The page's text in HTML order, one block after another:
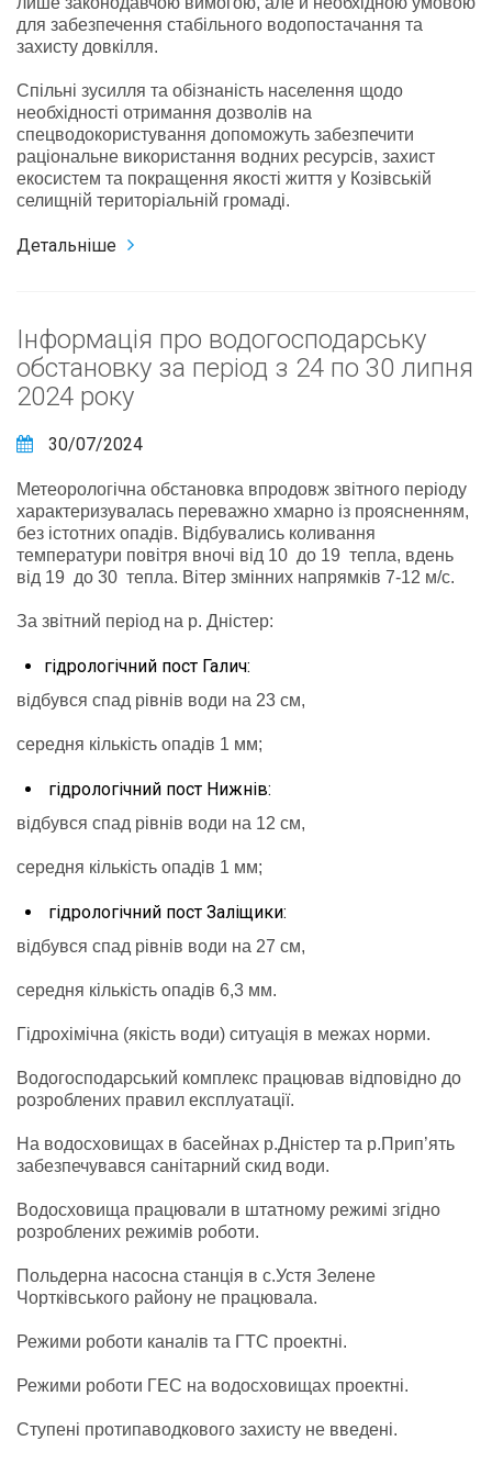
для забезпечення стабільного водопостачання та
захисту довкілля.
Спільні зусилля та обізнаність населення щодо
необхідності отримання дозволів на
спецводокористування допоможуть забезпечити
раціональне використання водних ресурсів, захист
екосистем та покращення якості життя у Козівській
селищній територіальній громаді.
Детальніше
Інформація про водогосподарську
обстановку за період з 24 по 30 липня
2024 року
30/07/2024
Метеорологічна обстановка впродовж звітного періоду
характеризувалась переважно хмарно із проясненням,
без істотних опадів. Відбувались коливання
температури повітря вночі від 10 до 19 тепла, вдень
від 19 до 30 тепла. Вітер змінних напрямків 7-12 м/с.
За звітний період на р. Дністер:
гідрологічний пост Галич:
відбувся спад рівнів води на 23 см,
середня кількість опадів 1 мм;
гідрологічний пост Нижнів:
відбувся спад рівнів води на 12 см,
середня кількість опадів 1 мм;
гідрологічний пост Заліщики:
відбувся спад рівнів води на 27 см,
середня кількість опадів 6,3 мм.
Гідрохімічна (якість води) ситуація в межах норми.
Водогосподарський комплекс працював відповідно до
розроблених правил експлуатації.
На водосховищах в басейнах р.Дністер та р.Прип’ять
забезпечувався санітарний скид води.
Водосховища працювали в штатному режимі згідно
розроблених режимів роботи.
Польдерна насосна станція в с.Устя Зелене
Чортківського району не працювала.
Режими роботи каналів та ГТС проектні.
Режими роботи ГЕС на водосховищах проектні.
Ступені протипаводкового захисту не введені.